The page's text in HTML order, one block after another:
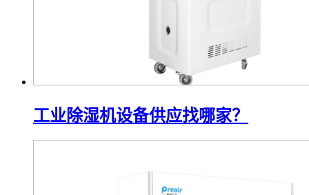
工业除湿机设备供应找哪家？